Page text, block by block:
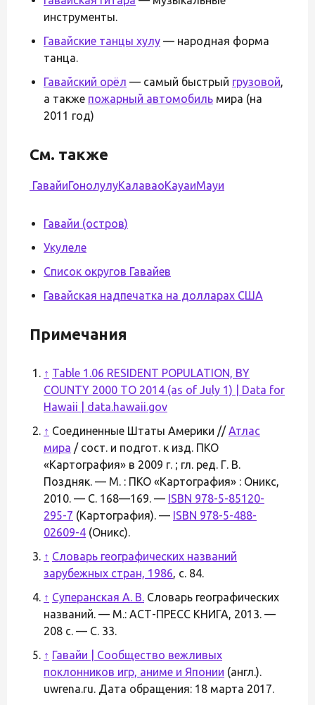
инструменты.
Гавайские танцы хулу — народная форма
танца.
Гавайский орёл — самый быстрый грузовой,
а также пожарный автомобиль мира (на
2011 год)
См. также
ГавайиГонолулуКалаваоКауаиМауи
Гавайи (остров)
Укулеле
Список округов Гавайев
Гавайская надпечатка на долларах США
Примечания
↑ Table 1.06 RESIDENT POPULATION, BY
COUNTY 2000 TO 2014 (as of July 1) | Data for
Hawaii | data.hawaii.gov
↑ Соединенные Штаты Америки //Атлас
мира / сост. и подгот. к изд. ПКО
«Картография» в 2009 г. ; гл. ред. Г. В.
Поздняк. — М. : ПКО «Картография» : Оникс,
2010. — С. 168—169. — ISBN 978-5-85120-
295-7 (Картография). — ISBN 978-5-488-
02609-4 (Оникс).
↑ Словарь географических названий
зарубежных стран, 1986, с. 84.
↑ Суперанская А. В. Словарь географических
названий. — М.: АСТ-ПРЕСС КНИГА, 2013. —
208 с. — С. 33.
↑ Гавайи | Сообщество вежливых
поклонников игр, аниме и Японии (англ.).
uwrena.ru. Дата обращения: 18 марта 2017.